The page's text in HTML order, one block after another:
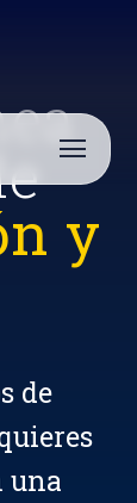
y
de
una